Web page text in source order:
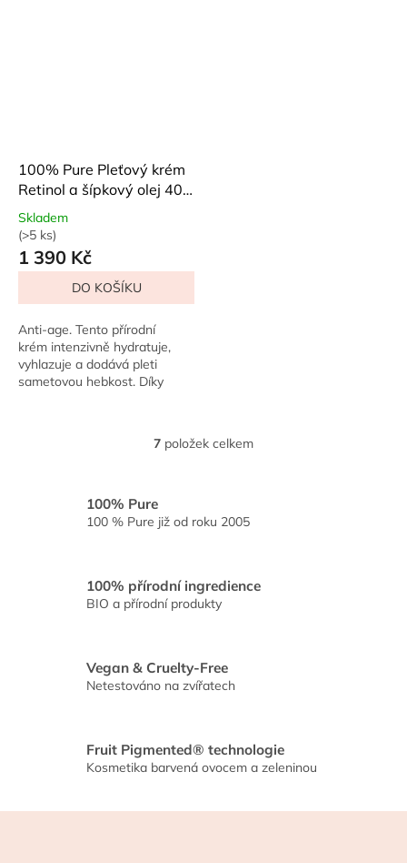
100% Pure Pleťový krém
Retinol a šípkový olej 40
ml
Průměrné
hodnocení
produktu
5,0
z
5
hvězdiček.
Skladem
(>5 ks)
1 390 Kč
DO KOŠÍKU
Anti-age. Tento přírodní
krém intenzivně hydratuje,
vyhlazuje a dodává pleti
sametovou hebkost. Díky
O
d
p
r
y
v
ý
s
u
7 položek celkem
100% Pure
100 % Pure již od roku 2005
100% přírodní ingredience
BIO a přírodní produkty
Vegan & Cruelty-Free
Netestováno na zvířatech
Fruit Pigmented® technologie
Kosmetika barvená ovocem a zeleninou